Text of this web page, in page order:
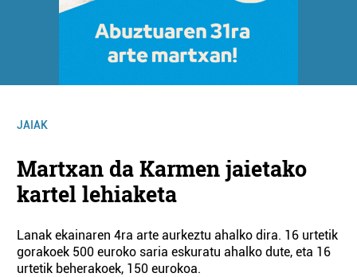
JAIAK
Martxan da Karmen jaietako
kartel lehiaketa
Lanak ekainaren 4ra arte aurkeztu ahalko dira. 16 urtetik
gorakoek 500 euroko saria eskuratu ahalko dute, eta 16
urtetik beherakoek, 150 eurokoa.